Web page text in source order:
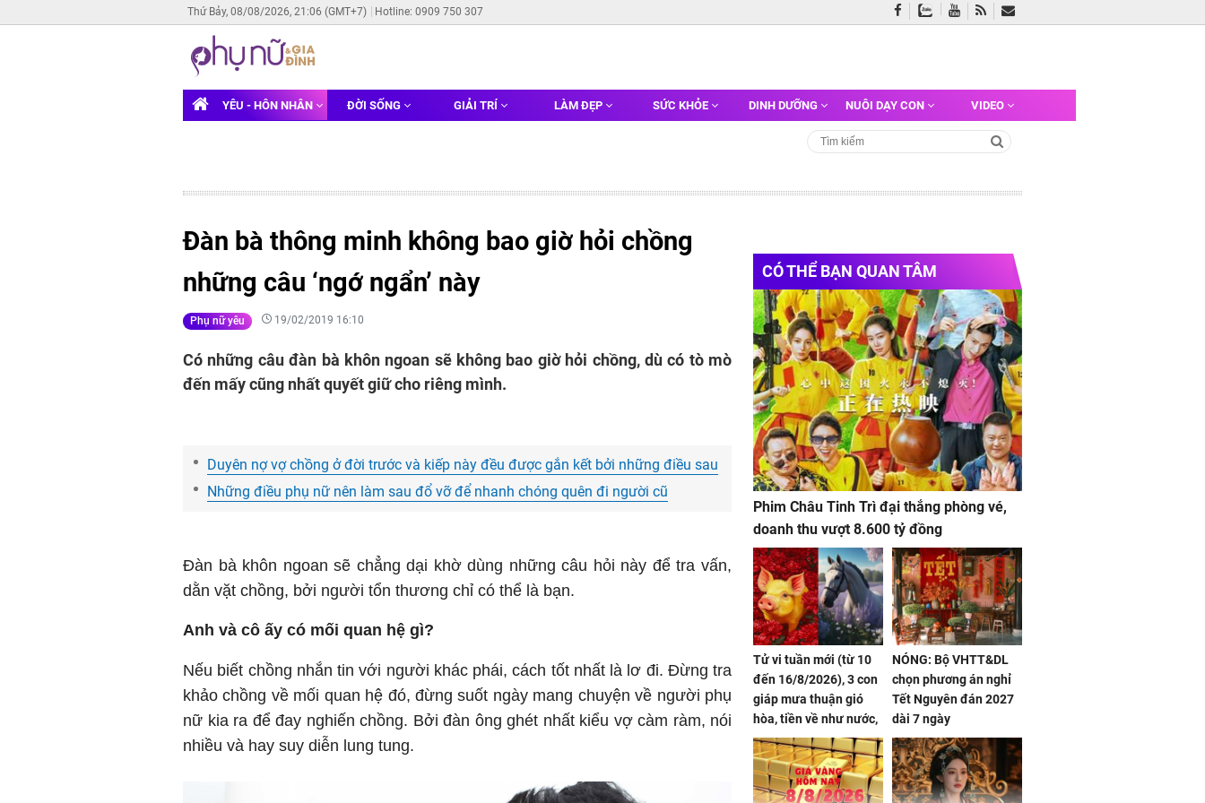
Thứ Bảy, 08/08/2026, 21:06 (GMT+7) Hotline: 0909 750 307
YÊU - HÔN NHÂN ĐỜI SỐNG GIẢI TRÍ LÀM ĐẸP SỨC KHỎE DINH DƯỠNG NUÔI DẠY CON VIDEO
Đàn bà thông minh không bao giờ hỏi chồng
những câu ‘ngớ ngẩn’ này
Phụ nữ yêu 19/02/2019 16:10
Có những câu đàn bà khôn ngoan sẽ không bao giờ hỏi chồng, dù có tò mò
đến mấy cũng nhất quyết giữ cho riêng mình.
Duyên nợ vợ chồng ở đời trước và kiếp này đều được gắn kết bởi những điều sau
Những điều phụ nữ nên làm sau đổ vỡ để nhanh chóng quên đi người cũ
Đàn bà khôn ngoan sẽ chẳng dại khờ dùng những câu hỏi này để tra vấn,
dằn vặt chồng, bởi người tổn thương chỉ có thể là bạn.
Anh và cô ấy có mối quan hệ gì?
Nếu biết chồng nhắn tin với người khác phái, cách tốt nhất là lơ đi. Đừng tra
khảo chồng về mối quan hệ đó, đừng suốt ngày mang chuyện về người phụ
nữ kia ra để đay nghiến chồng. Bởi đàn ông ghét nhất kiểu vợ càm ràm, nói
nhiều và hay suy diễn lung tung.
CÓ THỂ BẠN QUAN TÂM
Phim Châu Tinh Trì đại thắng phòng vé,
doanh thu vượt 8.600 tỷ đồng
Tử vi tuần mới (từ 10
đến 16/8/2026), 3 con
giáp mưa thuận gió
hòa, tiền về như nước,
bạc vàng dư dả, Phú
Quý Vinh Hoa, vận
trình khai sáng
NÓNG: Bộ VHTT&DL
chọn phương án nghỉ
Tết Nguyên đán 2027
dài 7 ngày